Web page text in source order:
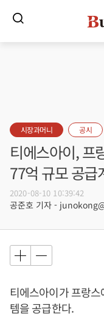
시장과머니 공시
티에스아이, 프
77억 규모 공급
2020-08-10 10:39:42
공준호 기자 -
티에스아이가 프랑
템을 공급한다.